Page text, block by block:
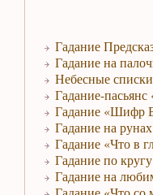
Гадание
Гадание на
Небесные
Гадание-пасьянс
Гадание «Шифр
Гадание на
Гадание «Что в
Гадание по
Гадание на